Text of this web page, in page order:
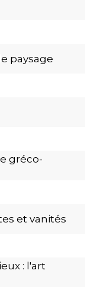
paysage
gréco-
et vanités
: l'art